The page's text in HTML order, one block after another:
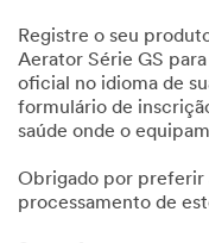
Registre o seu
Aerator Série GS
oficial no idioma de
formulário de
saúde onde o
Obrigado por preferir
processamento de